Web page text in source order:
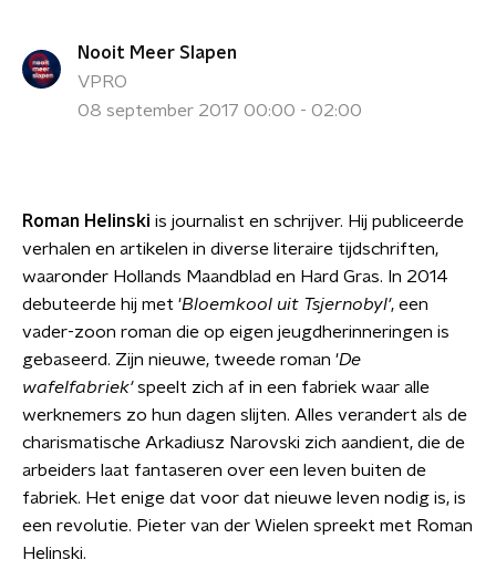
Nooit Meer Slapen
VPRO
08 september 2017 00:00 - 02:00
Roman Helinski is journalist en schrijver. Hij publiceerde
verhalen en artikelen in diverse literaire tijdschriften,
waaronder Hollands Maandblad en Hard Gras. In 2014
debuteerde hij met 'Bloemkool uit Tsjernobyl', een
vader-zoon roman die op eigen jeugdherinneringen is
gebaseerd. Zijn nieuwe, tweede roman 'De
wafelfabriek'speelt zich af in een fabriek waar alle
werknemers zo hun dagen slijten. Alles verandert als de
charismatische Arkadiusz Narovski zich aandient, die de
arbeiders laat fantaseren over een leven buiten de
fabriek. Het enige dat voor dat nieuwe leven nodig is, is
een revolutie. Pieter van der Wielen spreekt met Roman
Helinski.